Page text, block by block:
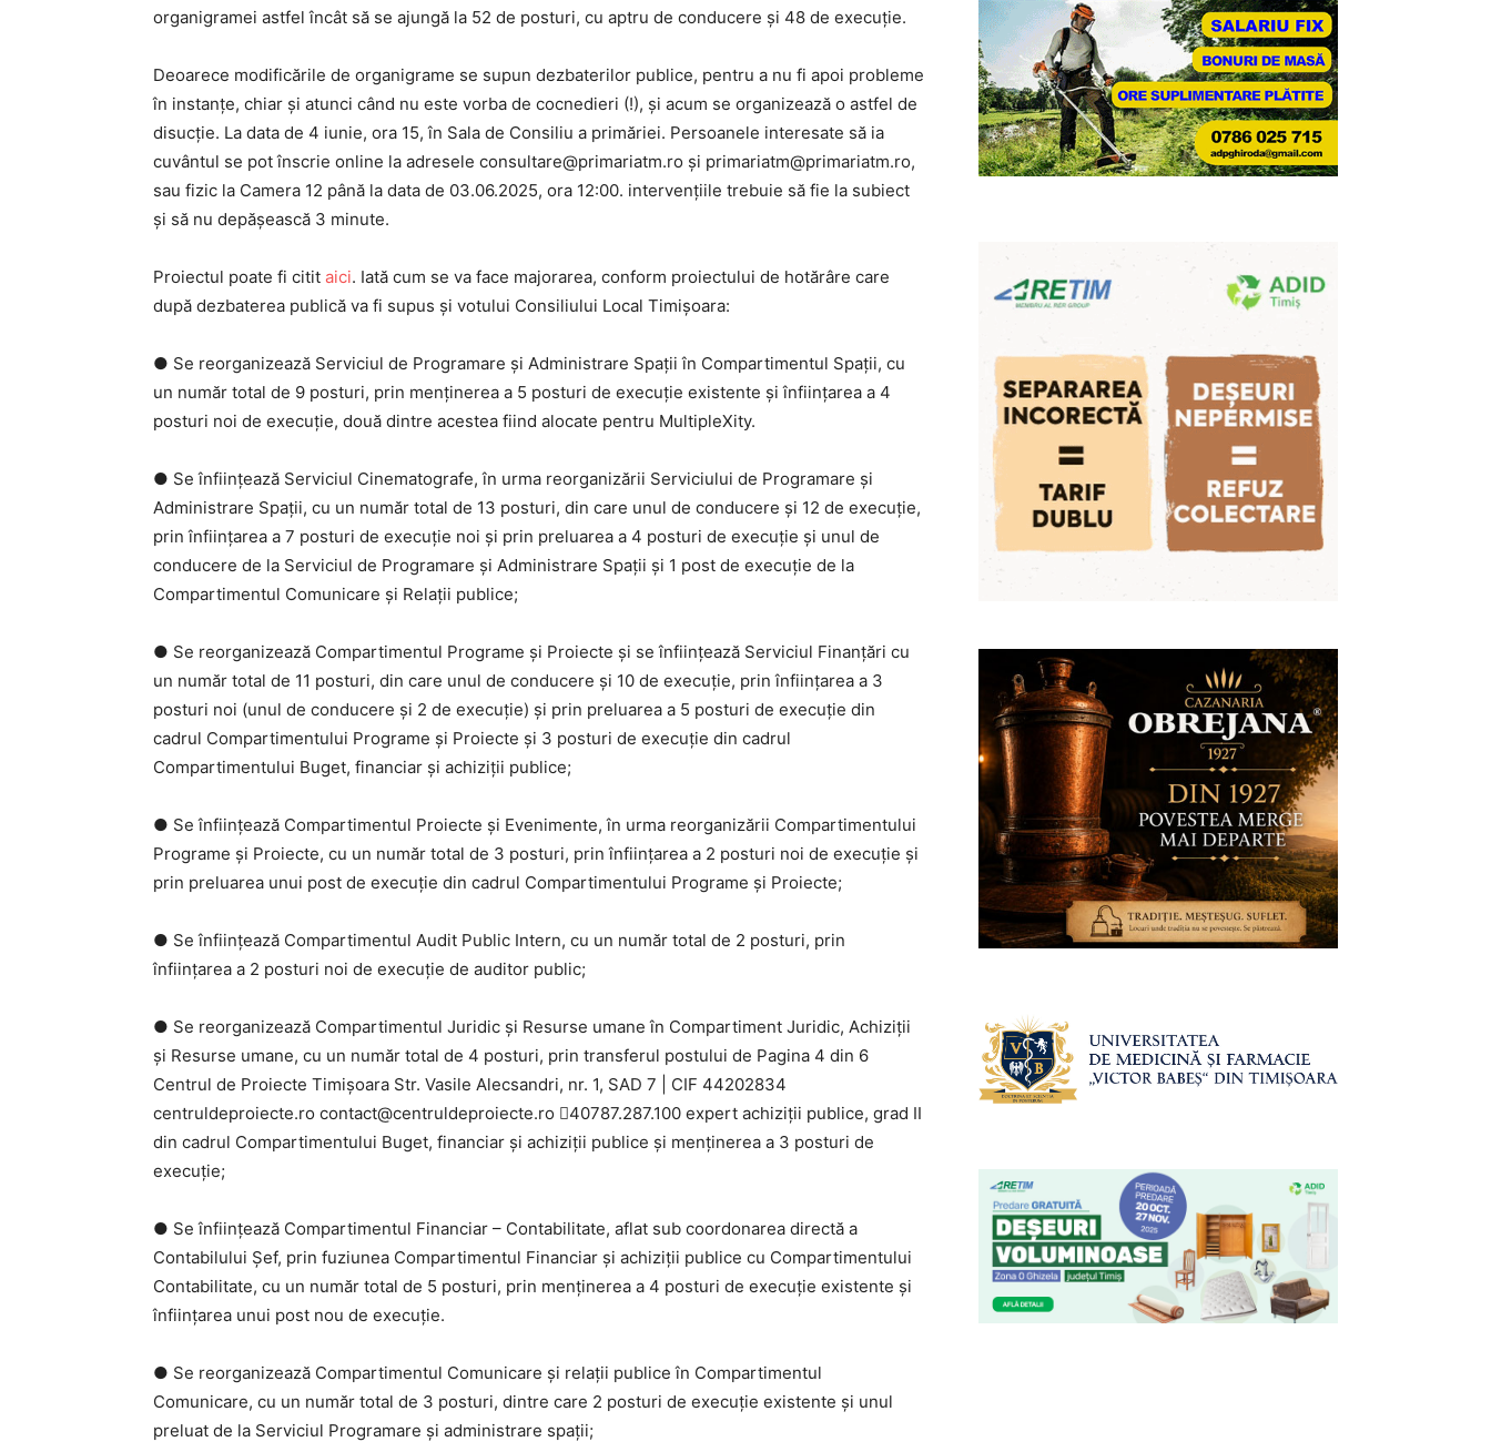
organigramei astfel încât să se ajungă la 52 de posturi, cu aptru de conducere și 48 de execuție.
Deoarece modificările de organigrame se supun dezbaterilor publice, pentru a nu fi apoi probleme
în instanțe, chiar și atunci când nu este vorba de cocnedieri (!), și acum se organizează o astfel de
disucție. La data de 4 iunie, ora 15, în Sala de Consiliu a primăriei. Persoanele interesate să ia
cuvântul se pot înscrie online la adresele consultare@primariatm.ro și primariatm@primariatm.ro,
sau fizic la Camera 12 până la data de 03.06.2025, ora 12:00. intervențiile trebuie să fie la subiect
și să nu depășească 3 minute.
Proiectul poate fi citit aici. Iată cum se va face majorarea, conform proiectului de hotărâre care
după dezbaterea publică va fi supus și votului Consiliului Local Timișoara:
● Se reorganizează Serviciul de Programare și Administrare Spații în Compartimentul Spații, cu
un număr total de 9 posturi, prin menținerea a 5 posturi de execuție existente și înființarea a 4
posturi noi de execuție, două dintre acestea fiind alocate pentru MultipleXity.
● Se înființează Serviciul Cinematografe, în urma reorganizării Serviciului de Programare și
Administrare Spații, cu un număr total de 13 posturi, din care unul de conducere și 12 de execuție,
prin înființarea a 7 posturi de execuție noi și prin preluarea a 4 posturi de execuție și unul de
conducere de la Serviciul de Programare și Administrare Spații și 1 post de execuție de la
Compartimentul Comunicare și Relații publice;
● Se reorganizează Compartimentul Programe și Proiecte și se înființează Serviciul Finanțări cu
un număr total de 11 posturi, din care unul de conducere și 10 de execuție, prin înființarea a 3
posturi noi (unul de conducere și 2 de execuție) și prin preluarea a 5 posturi de execuție din
cadrul Compartimentului Programe și Proiecte și 3 posturi de execuție din cadrul
Compartimentului Buget, financiar și achiziții publice;
● Se înființează Compartimentul Proiecte și Evenimente, în urma reorganizării Compartimentului
Programe și Proiecte, cu un număr total de 3 posturi, prin înființarea a 2 posturi noi de execuție și
prin preluarea unui post de execuție din cadrul Compartimentului Programe și Proiecte;
● Se înființează Compartimentul Audit Public Intern, cu un număr total de 2 posturi, prin
înființarea a 2 posturi noi de execuție de auditor public;
● Se reorganizează Compartimentul Juridic și Resurse umane în Compartiment Juridic, Achiziții
și Resurse umane, cu un număr total de 4 posturi, prin transferul postului de Pagina 4 din 6
Centrul de Proiecte Timișoara Str. Vasile Alecsandri, nr. 1, SAD 7 | CIF 44202834
centruldeproiecte.ro contact@centruldeproiecte.ro 40787.287.100 expert achiziții publice, grad II
din cadrul Compartimentului Buget, financiar și achiziții publice și menținerea a 3 posturi de
execuție;
● Se înființează Compartimentul Financiar – Contabilitate, aflat sub coordonarea directă a
Contabilului Șef, prin fuziunea Compartimentul Financiar și achiziții publice cu Compartimentului
Contabilitate, cu un număr total de 5 posturi, prin menținerea a 4 posturi de execuție existente și
înființarea unui post nou de execuție.
● Se reorganizează Compartimentul Comunicare și relații publice în Compartimentul
Comunicare, cu un număr total de 3 posturi, dintre care 2 posturi de execuție existente și unul
preluat de la Serviciul Programare și administrare spații;